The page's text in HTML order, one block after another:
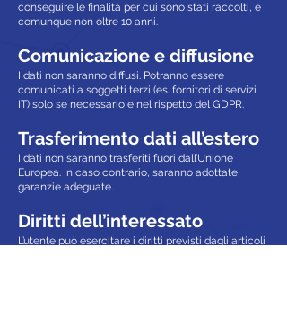
conseguire le finalità per cui sono stati raccolti, e
comunque non oltre 10 anni.
Comunicazione e diffusione
I dati non saranno diffusi. Potranno essere
comunicati a soggetti terzi (es. fornitori di servizi
IT) solo se necessario e nel rispetto del GDPR.
Trasferimento dati all’estero
I dati non saranno trasferiti fuori dall’Unione
Europea. In caso contrario, saranno adottate
garanzie adeguate.
Diritti dell’interessato
L’utente può esercitare i diritti previsti dagli articoli